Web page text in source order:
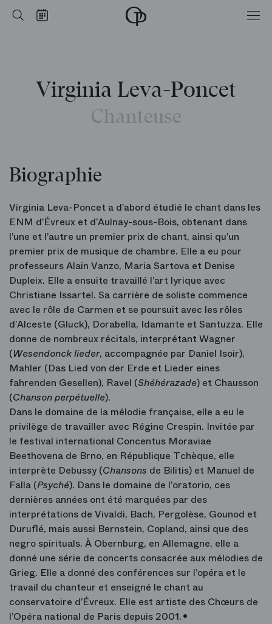
Rechercher
Calendrier Accueil
Virginia Leva-Poncet
Chanteuse
Biographie
Virginia Leva-Poncet a d’abord étudié le chant dans les
ENM d’Évreux et d’Aulnay-sous-Bois, obtenant dans
l’une et l’autre un premier prix de chant, ainsi qu’un
premier prix de musique de chambre. Elle a eu pour
professeurs Alain Vanzo, Maria Sartova et Denise
Dupleix. Elle a ensuite travaillé l’art lyrique avec
Christiane Issartel. Sa carrière de soliste commence
avec le rôle de Carmen et se poursuit avec les rôles
d’Alceste (Gluck), Dorabella, Idamante et Santuzza. Elle
donne de nombreux récitals, interprétant Wagner
(Wesendonck lieder, accompagnée par Daniel Isoir),
Mahler (Das Lied von der Erde et Lieder eines
fahrenden Gesellen), Ravel (Shéhérazade) et Chausson
(Chanson perpétuelle).
Dans le domaine de la mélodie française, elle a eu le
privilège de travailler avec Régine Crespin. Invitée par
le festival international Concentus Moraviae
Beethovena de Brno, en République Tchèque, elle
interprète Debussy (Chansons de Bilitis) et Manuel de
Falla (Psyché). Dans le domaine de l’oratorio, ces
dernières années ont été marquées par des
interprétations de Vivaldi, Bach, Pergolèse, Gounod et
Duruflé, mais aussi Bernstein, Copland, ainsi que des
negro spirituals. À Obernburg, en Allemagne, elle a
donné une série de concerts consacrée aux mélodies de
Grieg. Elle a donné des conférences sur l’opéra et le
travail du chanteur et enseigné le chant au
conservatoire d’Évreux. Elle est artiste des Chœurs de
l’Opéra national de Paris depuis 2001. •